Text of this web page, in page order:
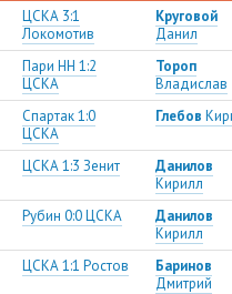
ЦСКА 3:1
Локомотив
Круговой
Данил
Пари НН 1:2
ЦСКА
Тороп
Владислав
Спартак 1:0
ЦСКА
Глебов
ЦСКА 1:3 Зенит
Данилов
Кирилл
Рубин 0:0 ЦСКА
Данилов
Кирилл
ЦСКА 1:1 Ростов
Баринов
Дмитрий